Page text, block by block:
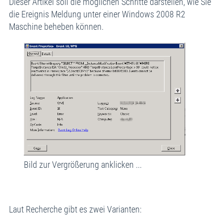
die Ereignis Meldung unter einer Windows 2008 R2
Maschine beheben können.
Bild zur Vergrößerung anklicken ...
Laut Recherche gibt es zwei Varianten: